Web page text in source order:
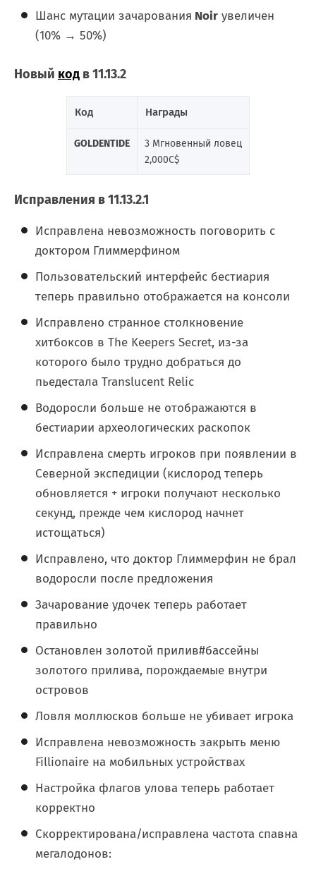
Шанс мутации зачарования Noir увеличен
(10% → 50%)
Новый код в 11.13.2
Код Награды
GOLDENTIDE
3 Мгновенный ловец
2,000C$
Исправления в 11.13.2.1
Исправлена невозможность поговорить с
доктором Глиммерфином
Пользовательский интерфейс бестиария
теперь правильно отображается на консоли
Исправлено странное столкновение
хитбоксов в The Keepers Secret, из-за
которого было трудно добраться до
пьедестала Translucent Relic
Водоросли больше не отображаются в
бестиарии археологических раскопок
Исправлена смерть игроков при появлении в
Северной экспедиции (кислород теперь
обновляется + игроки получают несколько
секунд, прежде чем кислород начнет
истощаться)
Исправлено, что доктор Глиммерфин не брал
водоросли после предложения
Зачарование удочек теперь работает
правильно
Остановлен золотой прилив#бассейны
золотого прилива, порождаемые внутри
островов
Ловля моллюсков больше не убивает игрока
Исправлена невозможность закрыть меню
Fillionaire на мобильных устройствах
Настройка флагов улова теперь работает
корректно
Скорректирована/исправлена частота спавна
мегалодонов: